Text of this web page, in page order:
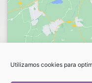
Utilizamos cookies para